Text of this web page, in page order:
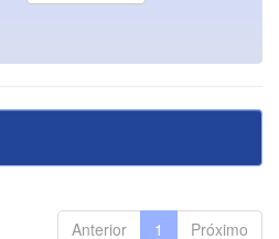
Anterior 1 Próximo